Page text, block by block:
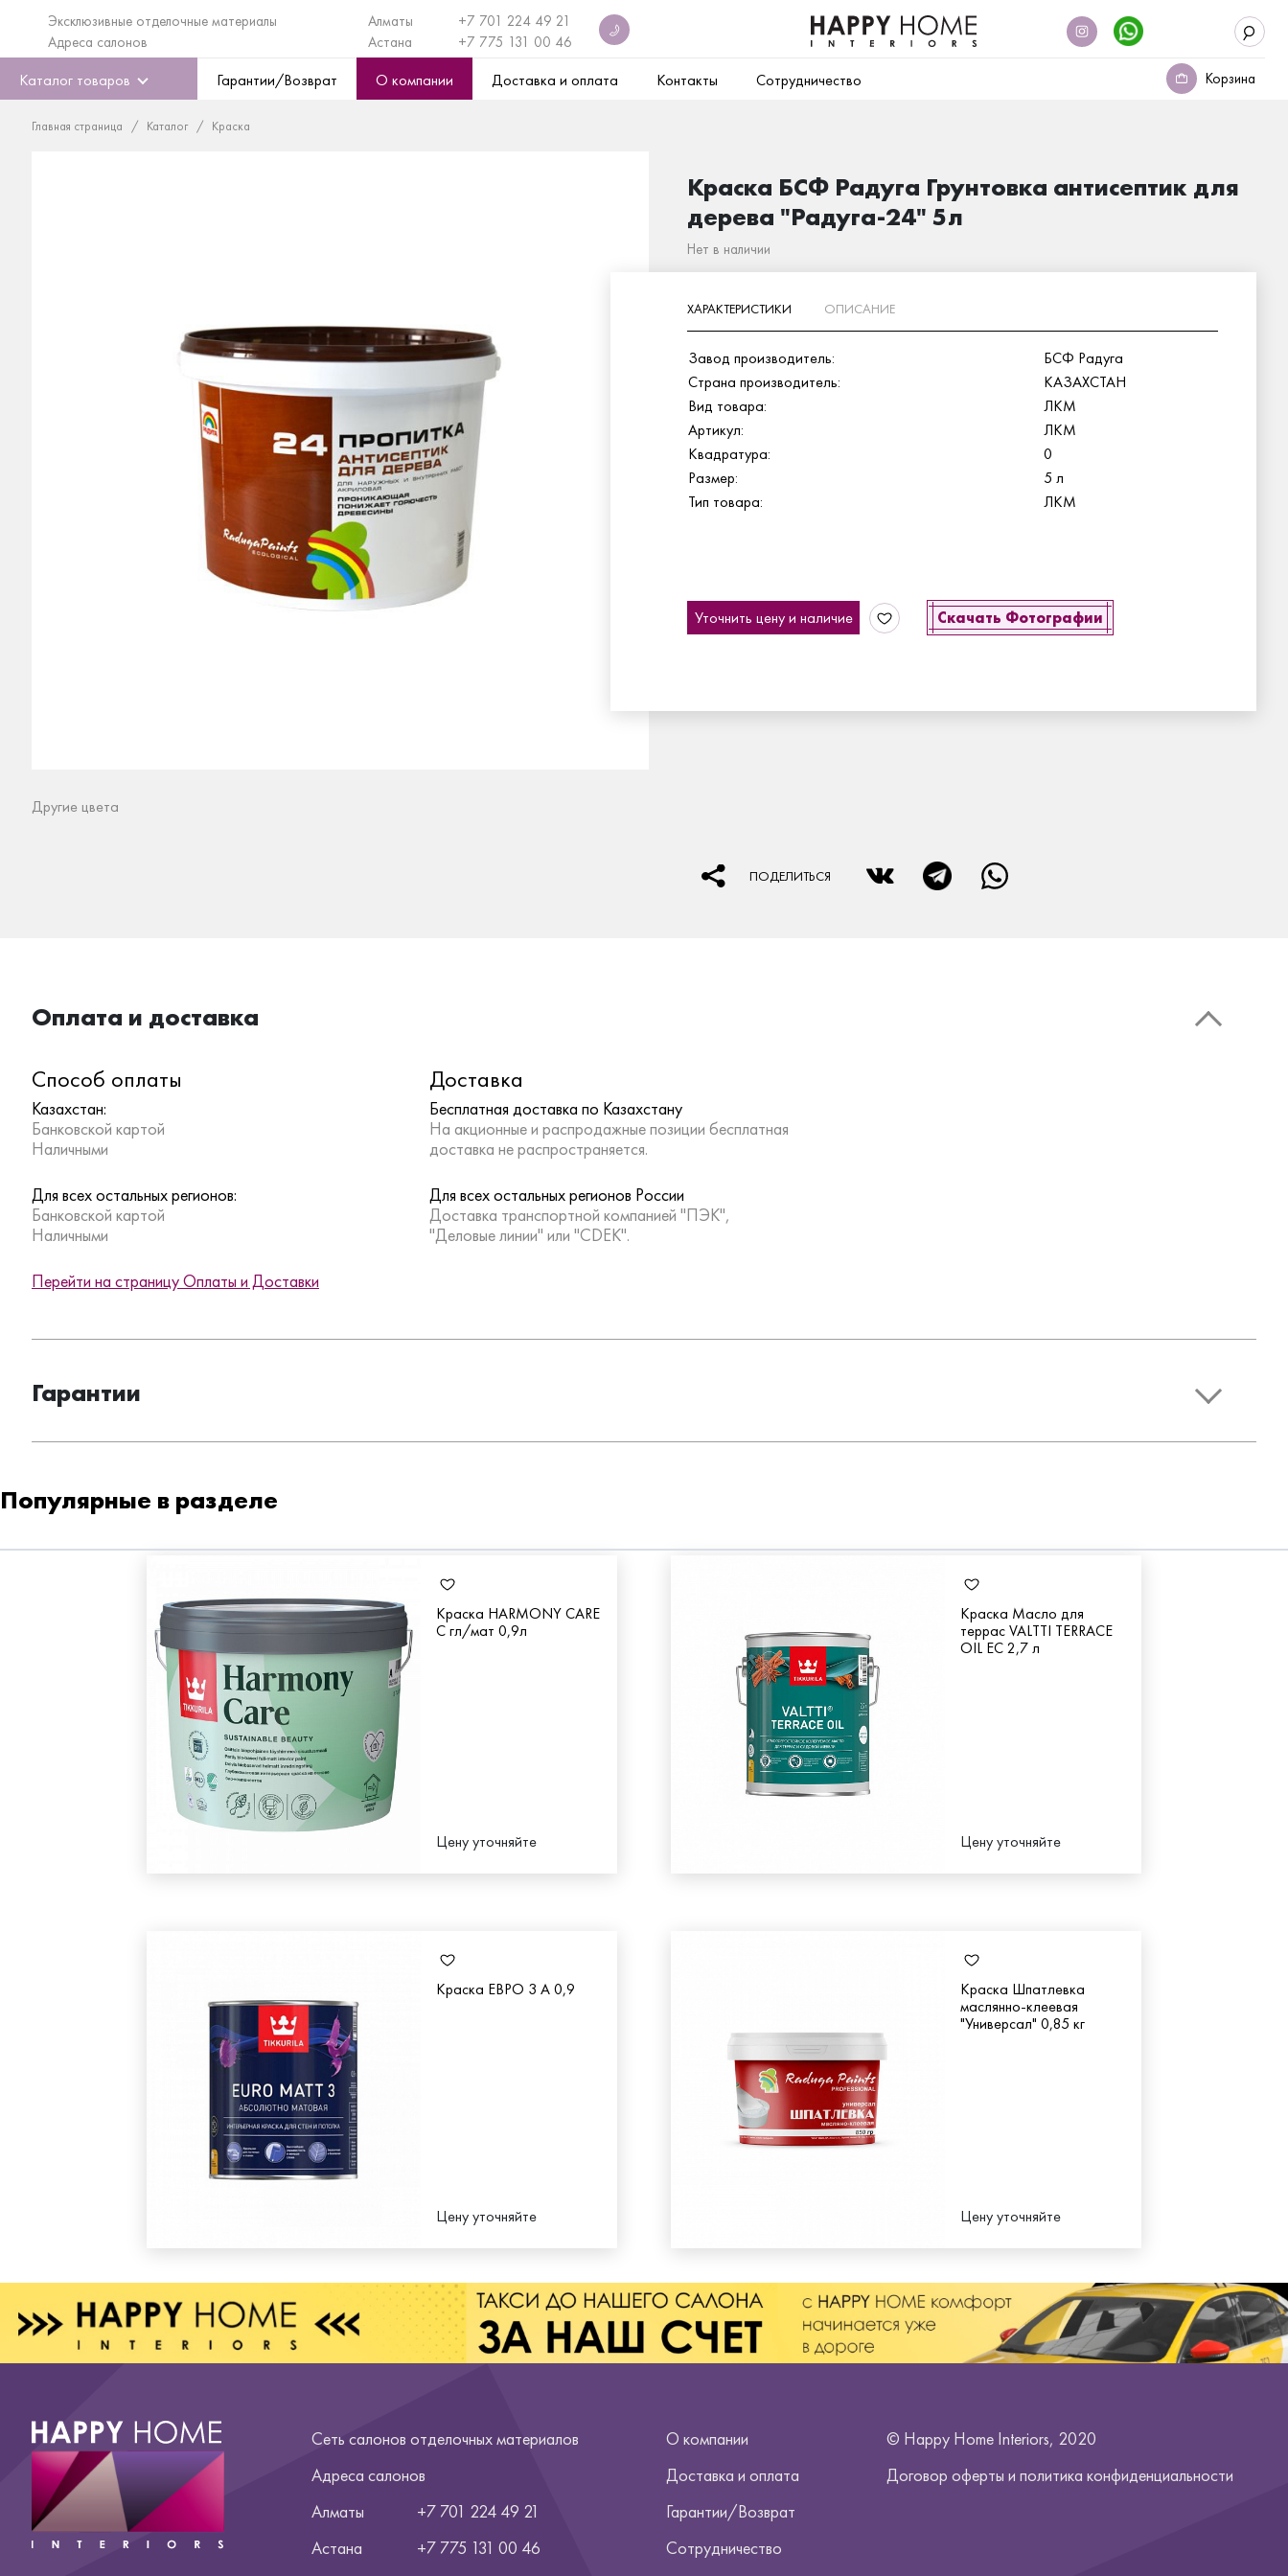
Эксклюзивные отделочные материалы
Адреса салонов
Алматы
+7 701 224 49 21
Астана
+7 775 131 00 46
Каталог товаров Гарантии/Возврат О компании Доставка и оплата Контакты Сотрудничество Корзина
Главная страница Каталог Краска
Другие цвета
Краска БСФ Радуга Грунтовка антисептик для
дерева "Радуга-24" 5л
Нет в наличии
ХАРАКТЕРИСТИКИ ОПИСАНИЕ
Завод производитель:
БСФ Радуга
Страна производитель:
КАЗАХСТАН
Вид товара:
ЛКМ
Артикул:
ЛКМ
Квадратура:
0
Размер:
5 л
Тип товара:
ЛКМ
Уточнить цену и наличие Скачать Фотографии
ПОДЕЛИТЬСЯ
Оплата и доставка
Способ оплаты
Казахстан:
Банковской картой
Наличными
Для всех остальных регионов:
Банковской картой
Наличными
Доставка
Бесплатная доставка по Казахстану
На акционные и распродажные позиции бесплатная
доставка не распространяется.
Для всех остальных регионов России
Доставка транспортной компанией "ПЭК",
"Деловые линии" или "CDEK".
Перейти на страницу Оплаты и Доставки
Гарантии
Популярные в разделе
Краска HARMONY CARE
С гл/мат 0,9л
Цену уточняйте
Краска Масло для
террас VALTTI TERRACE
OIL EC 2,7 л
Цену уточняйте
Краска ЕВРО 3 А 0,9
Цену уточняйте
Краска Шпатлевка
маслянно-клеевая
"Универсал" 0,85 кг
Цену уточняйте
Сеть салонов отделочных материалов
Адреса салонов
Алматы
+7 701 224 49 21
Астана
+7 775 131 00 46
О компании
Доставка и оплата
Гарантии/Возврат
Сотрудничество
© Happy Home Interiors, 2020
Договор оферты иполитика конфиденциальности